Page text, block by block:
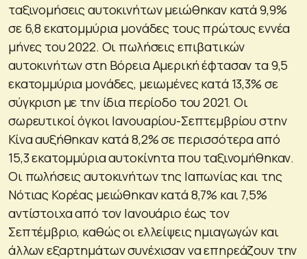
ταξινομήσεις αυτοκινήτων μειώθηκαν κατά 9,9%
σε 6,8 εκατομμύρια μονάδες τους πρώτους εννέα
μήνες του 2022. Οι πωλήσεις επιβατικών
αυτοκινήτων στη Βόρεια Αμερική έφτασαν τα 9,5
εκατομμύρια μονάδες, μειωμένες κατά 13,3% σε
σύγκριση με την ίδια περίοδο του 2021. Οι
σωρευτικοί όγκοι Ιανουαρίου-Σεπτεμβρίου στην
Κίνα αυξήθηκαν κατά 8,2% σε περισσότερα από
15,3 εκατομμύρια αυτοκίνητα που ταξινομήθηκαν.
Οι πωλήσεις αυτοκινήτων της Ιαπωνίας και της
Νότιας Κορέας μειώθηκαν κατά 8,7% και 7,5%
αντίστοιχα από τον Ιανουάριο έως τον
Σεπτέμβριο, καθώς οι ελλείψεις ημιαγωγών και
άλλων εξαρτημάτων συνέχισαν να επηρεάζουν την